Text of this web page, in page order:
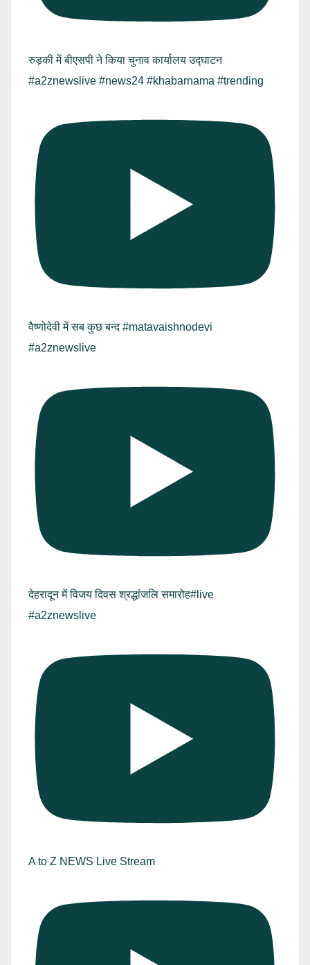
रुड़की में बीएसपी ने किया चुनाव कार्यालय उद्घाटन
#a2znewslive #news24 #khabarnama #trending
वैष्णोदेवी में सब कुछ बन्द #matavaishnodevi
#a2znewslive
देहरादून में विजय दिवस श्रद्धांजलि समारोह#live
#a2znewslive
A to Z NEWS Live Stream